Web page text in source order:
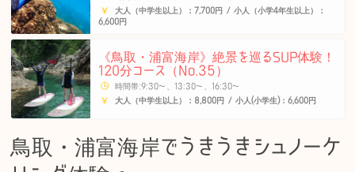
o
o
k
大人（中学生以上）：7,700円 / 小人（小学4年生以上）：
6,600円
《鳥取・浦富海岸》絶景を巡るSUP体験！
120分コース（No.35）
時間帯:9:30〜、13:30〜、16:30〜
大人（中学生以上）：8,800円 / 小人(小学生)：6,600円
鳥取・浦富海岸でうきうきシュノーケ